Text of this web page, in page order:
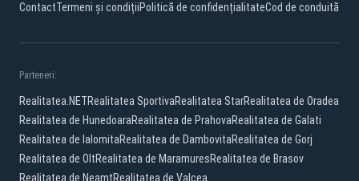
ContactTermeni și condițiiPolitică de confidențialitateCod de conduită
Parteneri:
Realitatea.NETRealitatea SportivaRealitatea StarRealitatea de Oradea
Realitatea de HunedoaraRealitatea de PrahovaRealitatea de Galati
Realitatea de IalomitaRealitatea de DambovitaRealitatea de Gorj
Realitatea de OltRealitatea de MaramuresRealitatea de Brasov
Realitatea de NeamtRealitatea de Valcea